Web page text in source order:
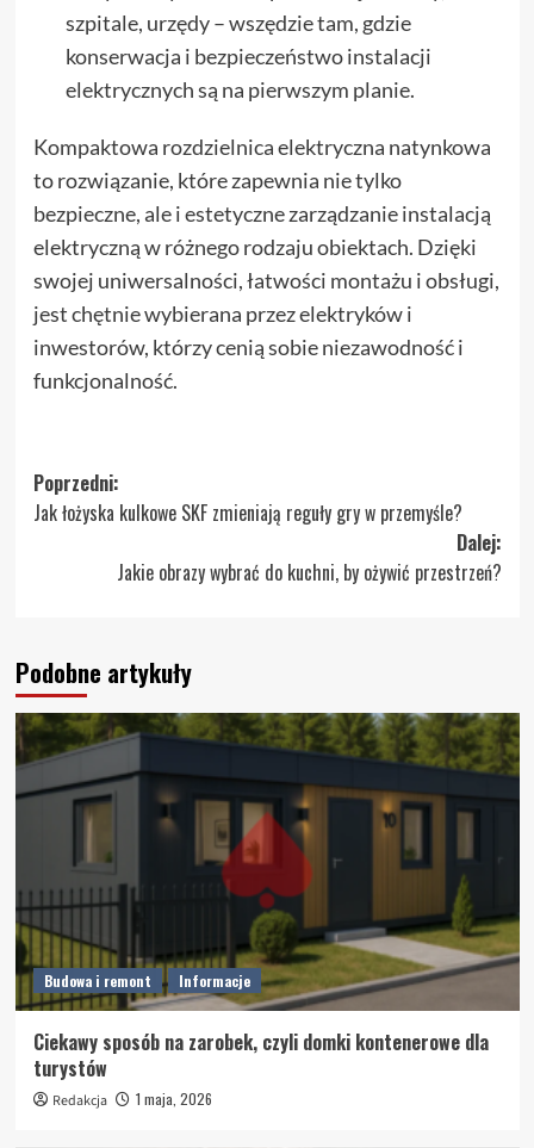
szpitale, urzędy – wszędzie tam, gdzie
konserwacja i bezpieczeństwo instalacji
elektrycznych są na pierwszym planie.
Kompaktowa rozdzielnica elektryczna natynkowa
to rozwiązanie, które zapewnia nie tylko
bezpieczne, ale i estetyczne zarządzanie instalacją
elektryczną w różnego rodzaju obiektach. Dzięki
swojej uniwersalności, łatwości montażu i obsługi,
jest chętnie wybierana przez elektryków i
inwestorów, którzy cenią sobie niezawodność i
funkcjonalność.
Zobacz
wpisy
Poprzedni:
Jak łożyska kulkowe SKF zmieniają reguły gry w przemyśle?
Dalej:
Jakie obrazy wybrać do kuchni, by ożywić przestrzeń?
Podobne artykuły
Budowa i remont Informacje
Ciekawy sposób na zarobek, czyli domki kontenerowe dla
turystów
Redakcja 1 maja, 2026